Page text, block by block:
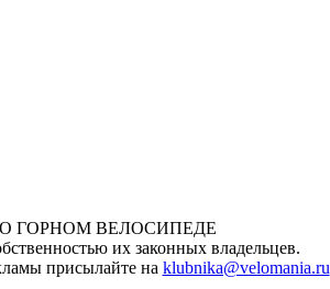
ГОРНОМ ВЕЛОСИПЕДЕ
их законных владельцев.
присылайте на klubnika@velomania.ru